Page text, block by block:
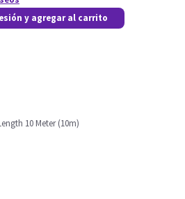
y agregar al carrito
10 Meter (10m)